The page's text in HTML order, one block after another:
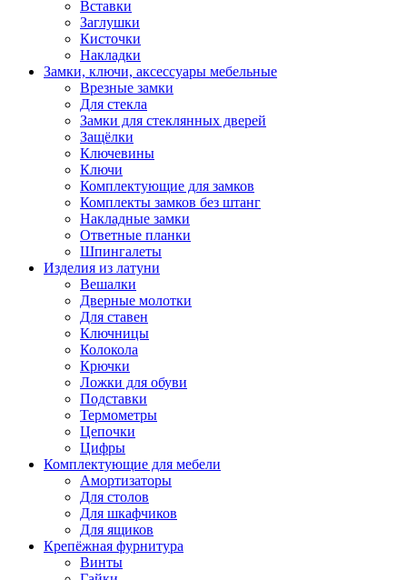
Вставки
Заглушки
Кисточки
Накладки
Замки, ключи, аксессуары мебельные
Врезные замки
Для стекла
Замки для стеклянных дверей
Защёлки
Ключевины
Ключи
Комплектующие для замков
Комплекты замков без штанг
Накладные замки
Ответные планки
Шпингалеты
Изделия из латуни
Вешалки
Дверные молотки
Для ставен
Ключницы
Колокола
Крючки
Ложки для обуви
Подставки
Термометры
Цепочки
Цифры
Комплектующие для мебели
Амортизаторы
Для столов
Для шкафчиков
Для ящиков
Крепёжная фурнитура
Винты